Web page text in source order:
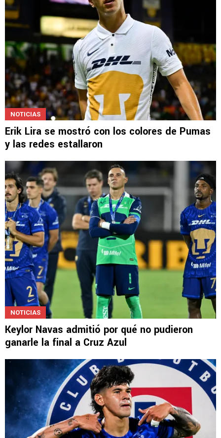
NOTICIAS
Erik Lira se mostró con los colores de Pumas
y las redes estallaron
NOTICIAS
Keylor Navas admitió por qué no pudieron
ganarle la final a Cruz Azul